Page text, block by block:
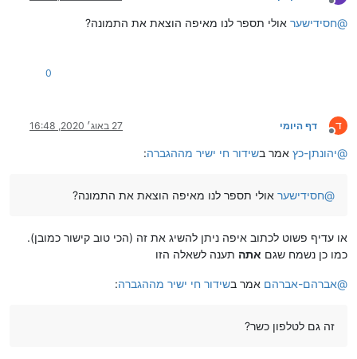
מנותק
@חסידישער אולי תספר לנו מאיפה הוצאת את התמונה?
0
ד
מנותק
דף היומי 27 באוג׳ 2020, 16:48
@יהונתן-כץ אמר בשידור חי ישיר מההגברה:
@חסידישער אולי תספר לנו מאיפה הוצאת את התמונה?
או עדיף פשוט לכתוב איפה ניתן להשיג את זה (הכי טוב קישור כמובן).
כמו כן נשמח שגם אתה תענה לשאלה הזו
@אברהם-אברהם אמר בשידור חי ישיר מההגברה:
זה גם לטלפון כשר?